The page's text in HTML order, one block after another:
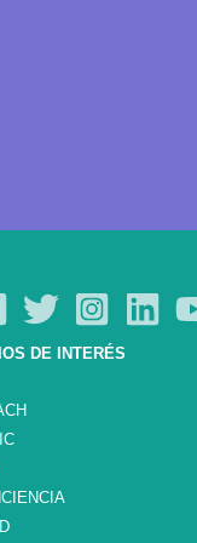
DE INTERÉS